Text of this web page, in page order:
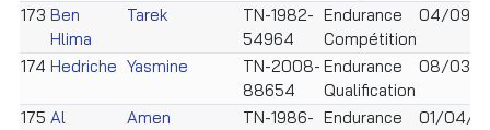
173 Ben
Hlima
Tarek
TN-1982-
54964
Endurance
Compétition
04/09/
174 Hedriche Yasmine
TN-2008-
88654
Endurance
Qualification
08/03/
175 Al
Amen
TN-1986- Endurance
01/04/